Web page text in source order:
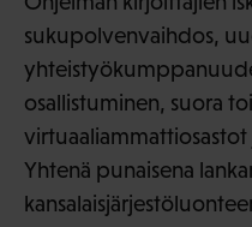
sukupolvenvaihdos,
osallistuminen, suora
Yhtenä punaisena